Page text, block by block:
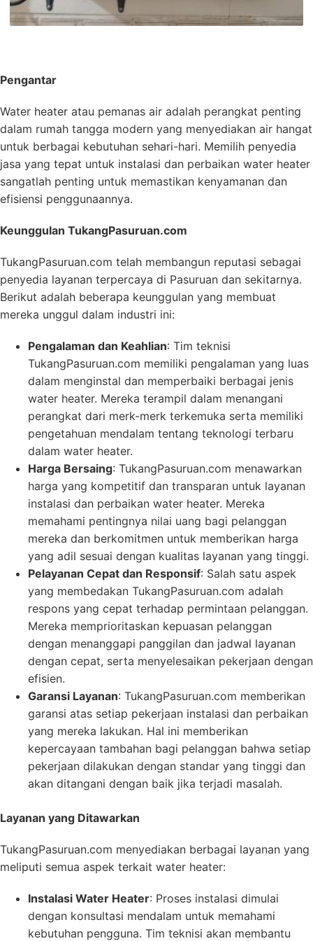
Pengantar
Water heater atau pemanas air adalah perangkat penting
dalam rumah tangga modern yang menyediakan air hangat
untuk berbagai kebutuhan sehari-hari. Memilih penyedia
jasa yang tepat untuk instalasi dan perbaikan water heater
sangatlah penting untuk memastikan kenyamanan dan
efisiensi penggunaannya.
Keunggulan TukangPasuruan.com
TukangPasuruan.com telah membangun reputasi sebagai
penyedia layanan terpercaya di Pasuruan dan sekitarnya.
Berikut adalah beberapa keunggulan yang membuat
mereka unggul dalam industri ini:
Pengalaman dan Keahlian: Tim teknisi
TukangPasuruan.com memiliki pengalaman yang luas
dalam menginstal dan memperbaiki berbagai jenis
water heater. Mereka terampil dalam menangani
perangkat dari merk-merk terkemuka serta memiliki
pengetahuan mendalam tentang teknologi terbaru
dalam water heater.
Harga Bersaing: TukangPasuruan.com menawarkan
harga yang kompetitif dan transparan untuk layanan
instalasi dan perbaikan water heater. Mereka
memahami pentingnya nilai uang bagi pelanggan
mereka dan berkomitmen untuk memberikan harga
yang adil sesuai dengan kualitas layanan yang tinggi.
Pelayanan Cepat dan Responsif: Salah satu aspek
yang membedakan TukangPasuruan.com adalah
respons yang cepat terhadap permintaan pelanggan.
Mereka memprioritaskan kepuasan pelanggan
dengan menanggapi panggilan dan jadwal layanan
dengan cepat, serta menyelesaikan pekerjaan dengan
efisien.
Garansi Layanan: TukangPasuruan.com memberikan
garansi atas setiap pekerjaan instalasi dan perbaikan
yang mereka lakukan. Hal ini memberikan
kepercayaan tambahan bagi pelanggan bahwa setiap
pekerjaan dilakukan dengan standar yang tinggi dan
akan ditangani dengan baik jika terjadi masalah.
Layanan yang Ditawarkan
TukangPasuruan.com menyediakan berbagai layanan yang
meliputi semua aspek terkait water heater:
Instalasi Water Heater: Proses instalasi dimulai
dengan konsultasi mendalam untuk memahami
kebutuhan pengguna. Tim teknisi akan membantu